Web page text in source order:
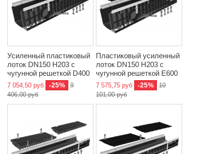
Усиленный пластиковый
лоток DN150 H203 с
чугунной решеткой D400
7 054,50 руб -25%
9
406,00 руб
Пластиковый усиленный
лоток DN150 H203 с
чугунной решеткой E600
7 575,75 руб -25%
10
101,00 руб